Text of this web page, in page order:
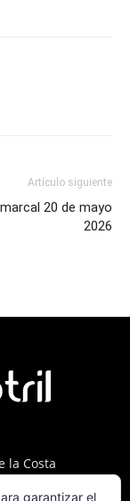
Artículo siguiente
20 de mayo
2026
la Costa
garantizar el